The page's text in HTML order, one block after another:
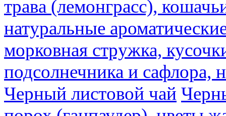
трава (лемонграсс),
натуральные
морковная стружка,
подсолнечника и сафлора,
Черный листовой чай